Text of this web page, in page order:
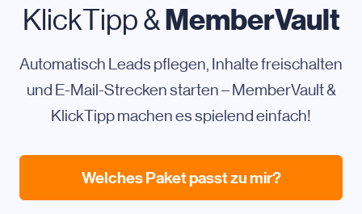
KlickTipp &MemberVault
Automatisch Leads pflegen, Inhalte freischalten
und E-Mail-Strecken starten – MemberVault &
KlickTipp machen es spielend einfach!
Welches Paket passt zu mir?